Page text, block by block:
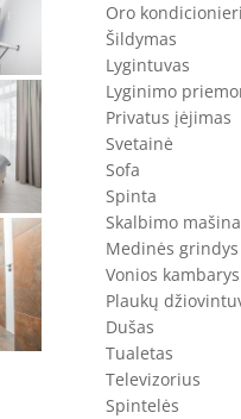
Oro
Šildymas
Lygintuvas
Lyginimo
Privatus įėjimas
Svetainė
Sofa
Spinta
Skalbimo mašina
Medinės
Vonios kambarys
Plaukų
Dušas
Tualetas
Televizorius
Spintelės